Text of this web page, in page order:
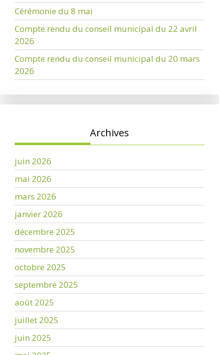
Cérémonie du 8 mai
Compte rendu du conseil municipal du 22 avril
2026
Compte rendu du conseil municipal du 20 mars
2026
Archives
juin 2026
mai 2026
mars 2026
janvier 2026
décembre 2025
novembre 2025
octobre 2025
septembre 2025
août 2025
juillet 2025
juin 2025